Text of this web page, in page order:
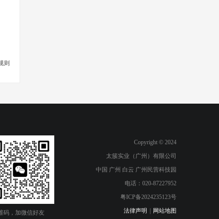
则
码，加微信好友
Copyright © 2024
太簇实业（广州）有限公司
中国 广州 白云 广州民营科技园
电话：020-87227952
粤ICP备2024235123号
法律声明
网站地图